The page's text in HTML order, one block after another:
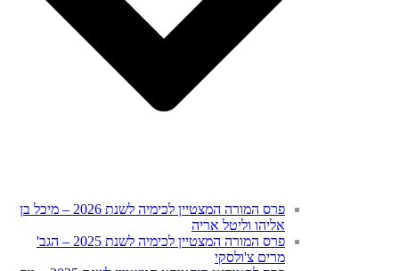
פרס המורה המצטיין לכימיה לשנת 2026 – מיכל בן
אליהו וליטל אריה
פרס המורה המצטיין לכימיה לשנת 2025 – הגב'
מרים צ'ולסקי